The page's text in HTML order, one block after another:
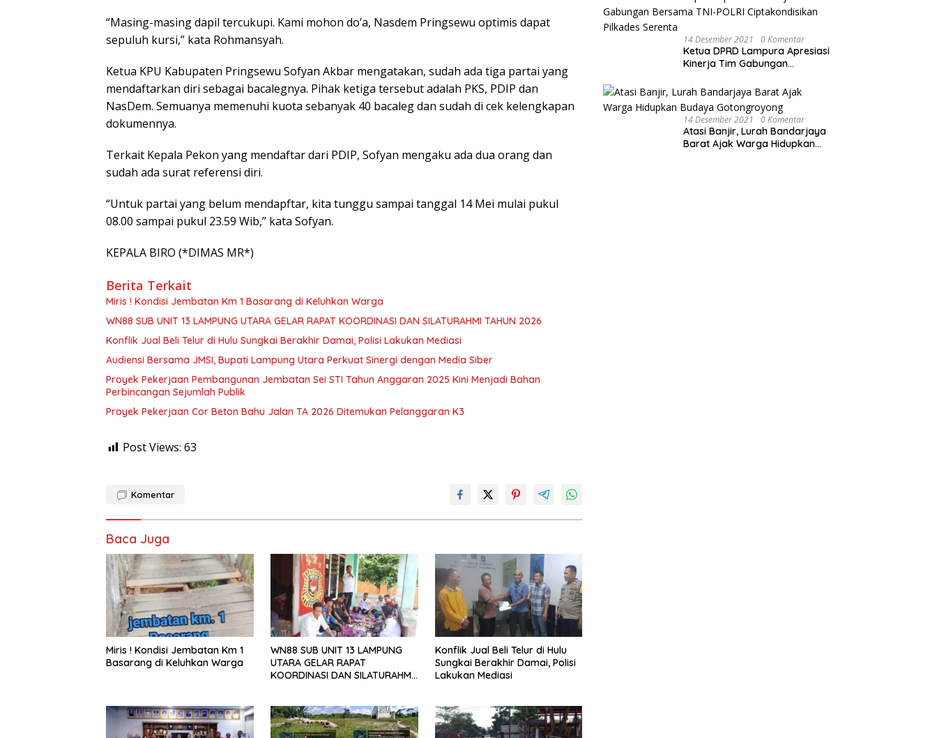
“Masing-masing dapil tercukupi. Kami mohon do’a, Nasdem Pringsewu optimis dapat
sepuluh kursi,” kata Rohmansyah.
Ketua KPU Kabupaten Pringsewu Sofyan Akbar mengatakan, sudah ada tiga partai yang
mendaftarkan diri sebagai bacalegnya. Pihak ketiga tersebut adalah PKS, PDIP dan
NasDem. Semuanya memenuhi kuota sebanyak 40 bacaleg dan sudah di cek kelengkapan
dokumennya.
Terkait Kepala Pekon yang mendaftar dari PDIP, Sofyan mengaku ada dua orang dan
sudah ada surat referensi diri.
“Untuk partai yang belum mendapftar, kita tunggu sampai tanggal 14 Mei mulai pukul
08.00 sampai pukul 23.59 Wib,” kata Sofyan.
KEPALA BIRO (*DIMAS MR*)
Berita Terkait
Miris ! Kondisi Jembatan Km 1 Basarang di Keluhkan Warga
WN88 SUB UNIT 13 LAMPUNG UTARA GELAR RAPAT KOORDINASI DAN SILATURAHMI TAHUN 2026
Konflik Jual Beli Telur di Hulu Sungkai Berakhir Damai, Polisi Lakukan Mediasi
Audiensi Bersama JMSI, Bupati Lampung Utara Perkuat Sinergi dengan Media Siber
Proyek Pekerjaan Pembangunan Jembatan Sei STI Tahun Anggaran 2025 Kini Menjadi Bahan
Perbincangan Sejumlah Publik
Proyek Pekerjaan Cor Beton Bahu Jalan TA 2026 Ditemukan Pelanggaran K3
Post Views: 63
Komentar
Baca Juga
Miris ! Kondisi Jembatan Km 1
Basarang di Keluhkan Warga
WN88 SUB UNIT 13 LAMPUNG
UTARA GELAR RAPAT
KOORDINASI DAN SILATURAHMI
Konflik Jual Beli Telur di Hulu
Sungkai Berakhir Damai, Polisi
Lakukan Mediasi
14 Desember 2021 0 Komentar
Ketua DPRD Lampura Apresiasi
Kinerja Tim Gabungan
Ciptakondisikan Pilkades
Serenta
14 Desember 2021 0 Komentar
Atasi Banjir, Lurah Bandarjaya
Barat Ajak Warga Hidupkan